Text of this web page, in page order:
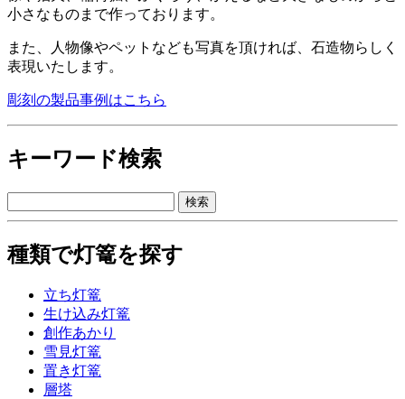
小さなものまで作っております。
また、人物像やペットなども写真を頂ければ、石造物らしく
表現いたします。
彫刻の製品事例はこちら
キーワード検索
種類で灯篭を探す
立ち灯篭
生け込み灯篭
創作あかり
雪見灯篭
置き灯篭
層塔